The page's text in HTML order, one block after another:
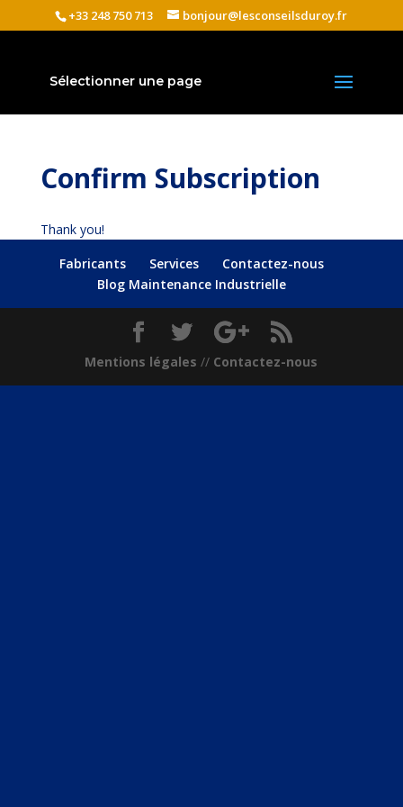
+33 248 750 713 bonjour@lesconseilsduroy.fr
Sélectionner une page
Confirm Subscription
Thank you!
Fabricants
Services
Contactez-nous
Blog Maintenance Industrielle
Mentions légales // Contactez-nous